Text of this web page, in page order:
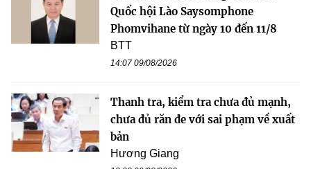
Quốc hội Lào Saysomphone
Phomvihane từ ngày 10 đến 11/8
BTT
14:07 09/08/2026
Thanh tra, kiểm tra chưa đủ mạnh,
chưa đủ răn đe với sai phạm về xuất
bản
Hương Giang